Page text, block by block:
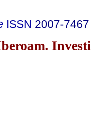
ISSN 2007-7467